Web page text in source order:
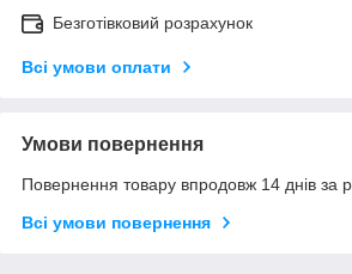
Безготівковий розрахунок
Всі умови оплати
Умови повернення
Повернення товару впродовж 14 днів за
Всі умови повернення